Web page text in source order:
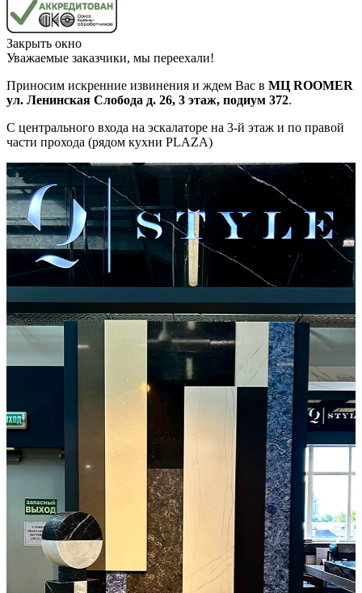
Закрыть окно
Уважаемые заказчики, мы переехали!
Приносим искренние извинения и ждем Вас в МЦ ROOMER
ул. Ленинская Слобода д. 26, 3 этаж, подиум 372.
С центрального входа на эскалаторе на 3-й этаж и по правой
части прохода (рядом кухни PLAZA)